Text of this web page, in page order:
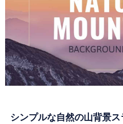
シンプルな自然の山背景ス